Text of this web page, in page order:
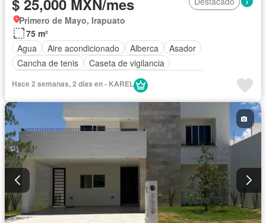
$ 25,000 MXN/mes
Primero de Mayo, Irapuato
75 m²
Agua
Aire acondicionado Alberca
Asador
Cancha de tenis
Caseta de vigilancia
Cocina equipada
Cuarto de Limpieza
Elevador
Estacionamiento Gimnasio
Despacho
Recámara con closet
Seguridad
Televisión por cable
Wifi
Permite mascotas
Completamente amueblado
Hace 2 semanas, 2 días en - KAREL